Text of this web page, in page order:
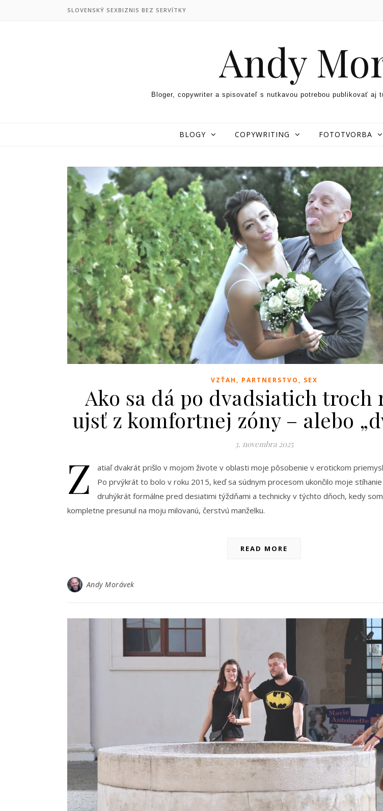
SLOVENSKÝ SEXBIZNIS BEZ SERVÍTKY
Andy
Bloger, copywriter a spisovateľ s nutkavou potrebou publikovať
BLOGY COPYWRITING FOTOTVORBA
VZŤAH, PARTNERSTVO, SEX
Ako sa dá po dvadsiatich troch
ujsť z komfortnej zóny – alebo
3. novembra 2025
Z
atiaľ dvakrát prišlo v mojom živote v oblasti moje pôsobenie v erotickom
Po prvýkrát to bolo v roku 2015, keď sa súdnym procesom ukončilo moje
druhýkrát formálne pred desiatimi týždňami a technicky v týchto dňoch, kedy
kompletne presunul na moju milovanú, čerstvú manželku.
READ MORE
Andy Morávek